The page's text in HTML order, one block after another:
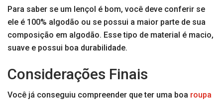
Para saber se um lençol é bom, você deve conferir se
ele é 100% algodão ou se possui a maior parte de sua
composição em algodão. Esse tipo de material é macio,
suave e possui boa durabilidade.
Considerações Finais
Você já conseguiu compreender que ter uma boa roupa